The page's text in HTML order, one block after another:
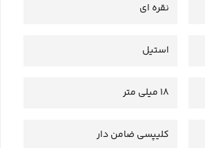
نقره ای
استیل
18 میلی متر
کلیپسی ضامن دار